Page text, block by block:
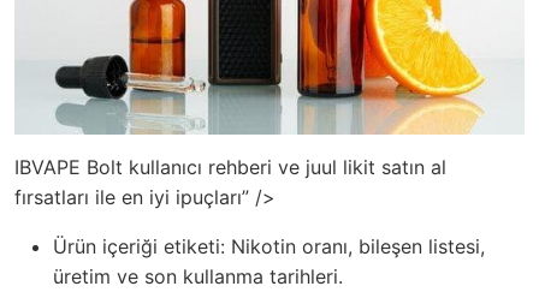
IBVAPE Bolt kullanıcı rehberi ve juul likit satın al
fırsatları ile en iyi ipuçları” />
Ürün içeriği etiketi: Nikotin oranı, bileşen listesi,
üretim ve son kullanma tarihleri.